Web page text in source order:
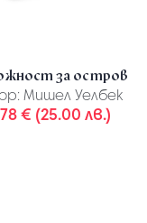
за остров
Мишел Уелбек
€ (25.00 лв.)